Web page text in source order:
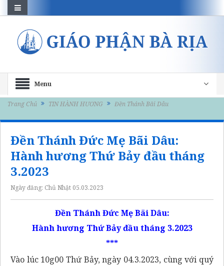
Menu
Trang Chủ TIN HÀNH HƯƠNG Đền Thánh Bãi Dâu
Đền Thánh Đức Mẹ Bãi Dâu:
Hành hương Thứ Bảy đầu tháng
3.2023
Ngày đăng: Chủ Nhật 05.03.2023
Đền Thánh Đức Mẹ Bãi Dâu:
Hành hương Thứ Bảy đầu tháng 3.2023
***
Vào lúc 10g00 Thứ Bảy, ngày 04.3.2023, cùng với quý